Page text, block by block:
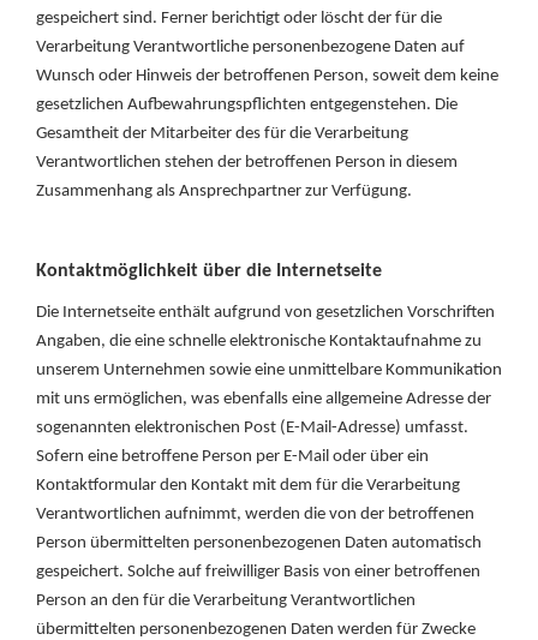
gespeichert sind. Ferner berichtigt oder löscht der für die
Verarbeitung Verantwortliche personenbezogene Daten auf
Wunsch oder Hinweis der betroffenen Person, soweit dem keine
gesetzlichen Aufbewahrungspflichten entgegenstehen. Die
Gesamtheit der Mitarbeiter des für die Verarbeitung
Verantwortlichen stehen der betroffenen Person in diesem
Zusammenhang als Ansprechpartner zur Verfügung.
Kontaktmöglichkeit über die Internetseite
Die Internetseite enthält aufgrund von gesetzlichen Vorschriften
Angaben, die eine schnelle elektronische Kontaktaufnahme zu
unserem Unternehmen sowie eine unmittelbare Kommunikation
mit uns ermöglichen, was ebenfalls eine allgemeine Adresse der
sogenannten elektronischen Post (E-Mail-Adresse) umfasst.
Sofern eine betroffene Person per E-Mail oder über ein
Kontaktformular den Kontakt mit dem für die Verarbeitung
Verantwortlichen aufnimmt, werden die von der betroffenen
Person übermittelten personenbezogenen Daten automatisch
gespeichert. Solche auf freiwilliger Basis von einer betroffenen
Person an den für die Verarbeitung Verantwortlichen
übermittelten personenbezogenen Daten werden für Zwecke